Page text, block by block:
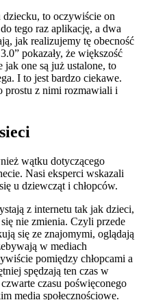
dziecku, to oczywiście on
tego raz aplikację, a dwa
jak realizujemy tę obecność
pokazały, że większość
one są już ustalone, to
I to jest bardzo ciekawe.
prostu z nimi rozmawiali i
wątku dotyczącego
Nasi eksperci wskazali
u dziewcząt i chłopców.
z internetu tak jak dzieci,
nie zmienia. Czyli przede
się ze znajomymi, oglądają
w mediach
pomiędzy chłopcami a
spędzają ten czas w
czasu poświęconego
media społecznościowe.